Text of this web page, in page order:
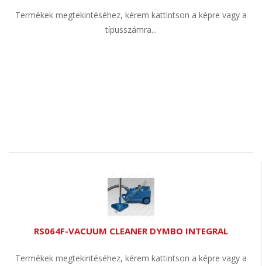
Termékek megtekintéséhez, kérem kattintson a képre vagy a
típusszámra...
RS064F-VACUUM CLEANER DYMBO INTEGRAL
Termékek megtekintéséhez, kérem kattintson a képre vagy a